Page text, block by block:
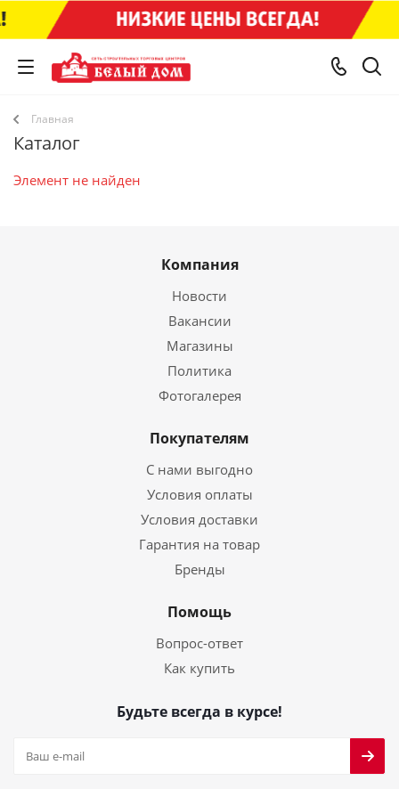
Главная
Каталог
Элемент не найден
Компания
Новости
Вакансии
Магазины
Политика
Фотогалерея
Покупателям
С нами выгодно
Условия оплаты
Условия доставки
Гарантия на товар
Бренды
Помощь
Вопрос-ответ
Как купить
Будьте всегда в курсе!